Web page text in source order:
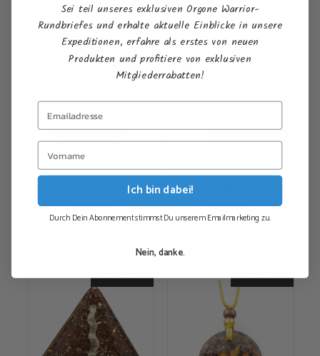
€25,00
Muti-Orgonit-Paket
€257,00
ANGEBOT! ANGEBOT!
Sei teil unseres exklusiven Orgone Warrior-
Rundbriefes und erhalte aktuelle Einblicke in unsere
Expeditionen, erfahre als erstes von neuen
Produkten und profitiere von exklusiven
Mitgliederrabatten!
Ich bin dabei!
Durch Dein Abonnement stimmst Du unserem Emailmarketing zu.
Nein, danke.